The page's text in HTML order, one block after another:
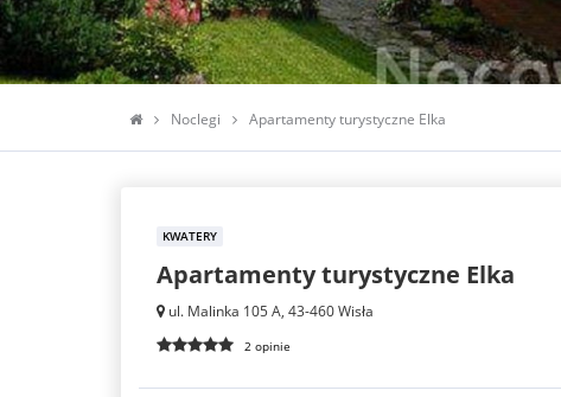
Noclegi Apartamenty turystyczne Elka
KWATERY
Apartamenty turystyczne Elka
ul. Malinka 105 A, 43-460 Wisła
2 opinie